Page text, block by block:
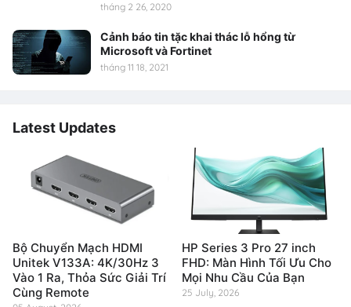
tháng 2 26, 2020
Cảnh báo tin tặc khai thác lỗ hổng từ
Microsoft và Fortinet
tháng 11 18, 2021
Latest Updates
Bộ Chuyển Mạch HDMI
Unitek V133A: 4K/30Hz 3
Vào 1 Ra, Thỏa Sức Giải Trí
Cùng Remote
HP Series 3 Pro 27 inch
FHD: Màn Hình Tối Ưu Cho
Mọi Nhu Cầu Của Bạn
25 July, 2026